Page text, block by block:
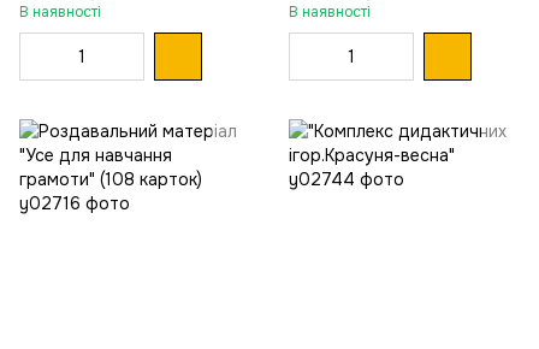
В наявності В наявності